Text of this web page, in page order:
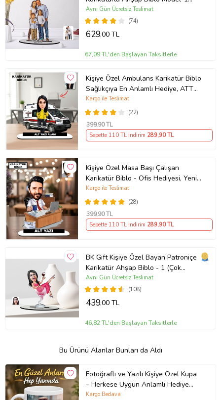
(Beyaz)
(74)
Aynı Gün Ücretsiz Teslimat
629,00 TL
67,09 TL'den Başlayan Taksitlerle
Kişiye Özel Ambulans Karikatür Biblo
Sağlıkçıya En Anlamlı Hediye, ATT
teknisyeni hediyesi
(22)
Kargo ile Teslimat
399,90 TL
Sepette 110 TL İndirim 289,90 TL
Kişiye Özel Masa Başı Çalışan
Karikatür Biblo - Ofis Hediyesi, Yeni
İş Hediyesi, Yöneticiye Özel Hediye
(28)
Kargo ile Teslimat
399,90 TL
Sepette 110 TL İndirim 289,90 TL
BK Gift Kişiye Özel Bayan Patroniçe
Karikatür Ahşap Biblo - 1 (Çok
Renkli)
(108)
Aynı Gün Ücretsiz Teslimat
439,00 TL
46,82 TL'den Başlayan Taksitlerle
Bu Ürünü Alanlar Bunları da Aldı
Fotoğraflı ve Yazılı Kişiye Özel Kupa
– Herkese Uygun Anlamlı Hediye
Porselen Baskılı Kupa (Beyaz)
Kargo Bedava